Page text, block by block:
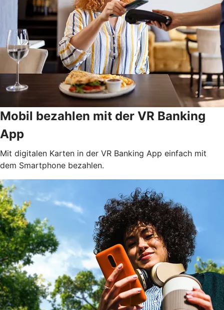
Mobil bezahlen mit der VR Banking
App
Mit digitalen Karten in der VR Banking App einfach mit
dem Smartphone bezahlen.